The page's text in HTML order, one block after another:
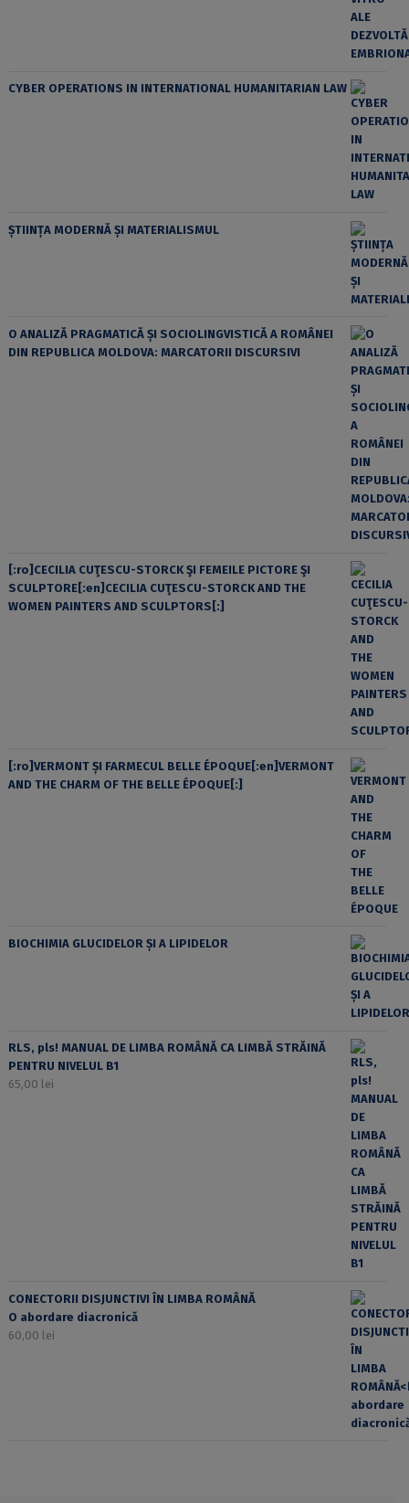
CYBER OPERATIONS IN INTERNATIONAL HUMANITARIAN LAW
ȘTIINȚA MODERNĂ ȘI MATERIALISMUL
O ANALIZĂ PRAGMATICĂ ȘI SOCIOLINGVISTICĂ A ROMÂNEI
DIN REPUBLICA MOLDOVA: MARCATORII DISCURSIVI
[:ro]CECILIA CUŢESCU-STORCK ŞI FEMEILE PICTORE ŞI
SCULPTORE[:en]CECILIA CUŢESCU-STORCK AND THE
WOMEN PAINTERS AND SCULPTORS[:]
[:ro]VERMONT ȘI FARMECUL BELLE ÉPOQUE[:en]VERMONT
AND THE CHARM OF THE BELLE ÉPOQUE[:]
BIOCHIMIA GLUCIDELOR ȘI A LIPIDELOR
RLS, pls! MANUAL DE LIMBA ROMÂNĂ CA LIMBĂ STRĂINĂ
PENTRU NIVELUL B1
65,00 lei
CONECTORII DISJUNCTIVI ÎN LIMBA ROMÂNĂ
O abordare diacronică
60,00 lei